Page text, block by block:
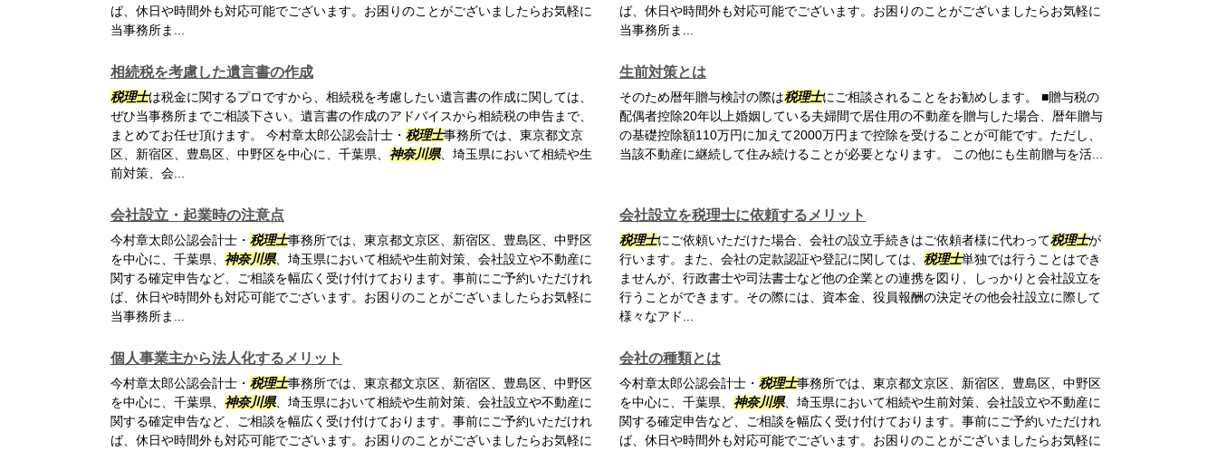
ば、休日や時間外も対応可能でございます。お困りのことがございましたらお気軽に
当事務所ま...
ば、休日や時間外も対応可能でございます。お困りのことがございましたらお気軽に
当事務所ま...
相続税を考慮した遺言書の作成
税理士は税金に関するプロですから、相続税を考慮したい遺言書の作成に関しては、
ぜひ当事務所までご相談下さい。遺言書の作成のアドバイスから相続税の申告まで、
まとめてお任せ頂けます。 今村章太郎公認会計士・ 税理士事務所では、東京都文京
区、新宿区、豊島区、中野区を中心に、千葉県、 神奈川県、埼玉県において相続や生
前対策、会...
生前対策とは
そのため暦年贈与検討の際は税理士にご相談されることをお勧めします。 ■贈与税の
配偶者控除20年以上婚姻している夫婦間で居住用の不動産を贈与した場合、暦年贈与
の基礎控除額110万円に加えて2000万円まで控除を受けることが可能です。ただし、
当該不動産に継続して住み続けることが必要となります。 この他にも生前贈与を活...
会社設立・起業時の注意点
今村章太郎公認会計士・ 税理士事務所では、東京都文京区、新宿区、豊島区、中野区
を中心に、千葉県、 神奈川県、埼玉県において相続や生前対策、会社設立や不動産に
関する確定申告など、ご相談を幅広く受け付けております。事前にご予約いただけれ
ば、休日や時間外も対応可能でございます。お困りのことがございましたらお気軽に
当事務所ま...
会社設立を税理士に依頼するメリット
税理士にご依頼いただけた場合、会社の設立手続きはご依頼者様に代わって税理士が
行います。また、会社の定款認証や登記に関しては、 税理士単独では行うことはでき
ませんが、行政書士や司法書士など他の企業との連携を図り、しっかりと会社設立を
行うことができます。その際には、資本金、役員報酬の決定その他会社設立に際して
様々なアド...
個人事業主から法人化するメリット
今村章太郎公認会計士・ 税理士事務所では、東京都文京区、新宿区、豊島区、中野区
を中心に、千葉県、 神奈川県、埼玉県において相続や生前対策、会社設立や不動産に
関する確定申告など、ご相談を幅広く受け付けております。事前にご予約いただけれ
ば、休日や時間外も対応可能でございます。お困りのことがございましたらお気軽に
会社の種類とは
今村章太郎公認会計士・ 税理士事務所では、東京都文京区、新宿区、豊島区、中野区
を中心に、千葉県、 神奈川県、埼玉県において相続や生前対策、会社設立や不動産に
関する確定申告など、ご相談を幅広く受け付けております。事前にご予約いただけれ
ば、休日や時間外も対応可能でございます。お困りのことがございましたらお気軽に